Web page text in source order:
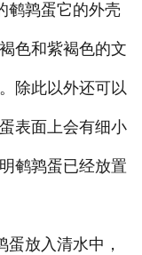
鹌鹑蛋它的外壳
色和紫褐色的文
除此以外还可以
表面上会有细小
鹌鹑蛋已经放置
放入清水中，